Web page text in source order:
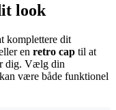
look
komplettere dit
en retro cap til at
dig. Vælg din
være både funktionel